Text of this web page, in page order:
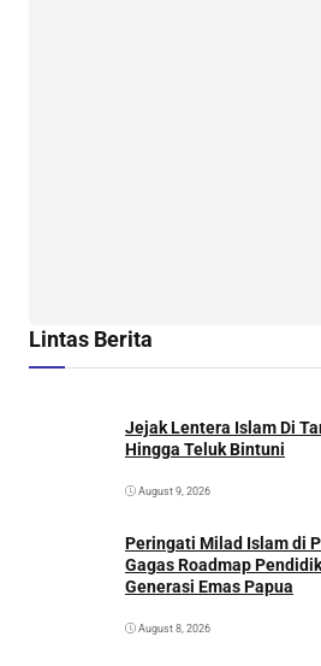
Lintas Berita
Jejak Lentera Islam Di
Hingga Teluk Bintuni
August 9, 2026
Peringati Milad Islam di
Gagas Roadmap
Generasi Emas Papua
August 8, 2026